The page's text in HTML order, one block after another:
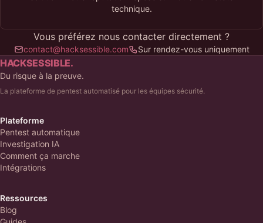
technique.
Vous préférez nous contacter directement ?
contact@hacksessible.com Sur rendez-vous uniquement
HACKSESSIBLE.
Du risque à la preuve.
La plateforme de pentest automatisé pour les équipes sécurité.
Plateforme
Pentest automatique
Investigation IA
Comment ça marche
Intégrations
Ressources
Blog